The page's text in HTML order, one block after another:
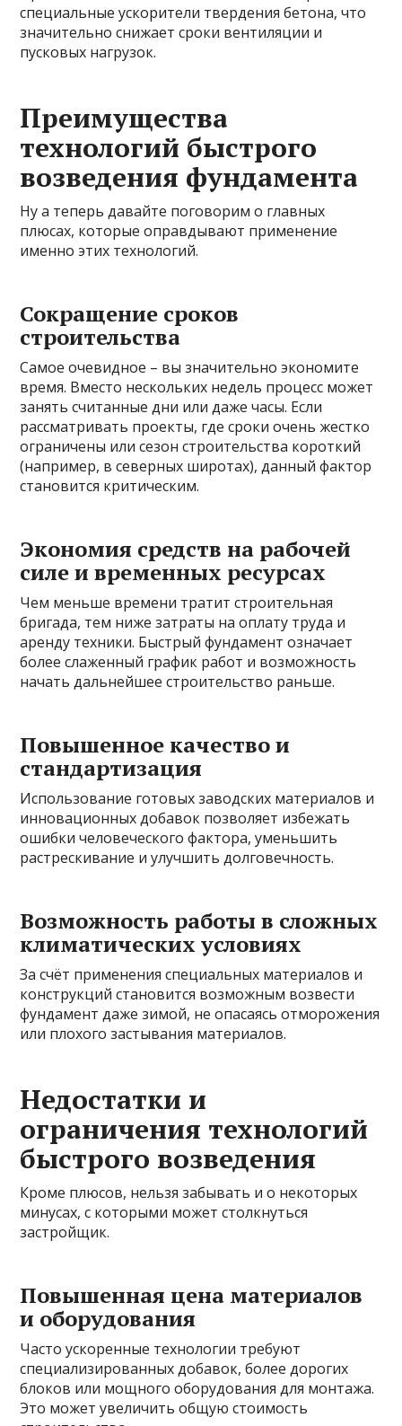
специальные ускорители твердения бетона, что
значительно снижает сроки вентиляции и
пусковых нагрузок.
Преимущества
технологий быстрого
возведения фундамента
Ну а теперь давайте поговорим о главных
плюсах, которые оправдывают применение
именно этих технологий.
Сокращение сроков
строительства
Самое очевидное – вы значительно экономите
время. Вместо нескольких недель процесс может
занять считанные дни или даже часы. Если
рассматривать проекты, где сроки очень жестко
ограничены или сезон строительства короткий
(например, в северных широтах), данный фактор
становится критическим.
Экономия средств на рабочей
силе и временных ресурсах
Чем меньше времени тратит строительная
бригада, тем ниже затраты на оплату труда и
аренду техники. Быстрый фундамент означает
более слаженный график работ и возможность
начать дальнейшее строительство раньше.
Повышенное качество и
стандартизация
Использование готовых заводских материалов и
инновационных добавок позволяет избежать
ошибки человеческого фактора, уменьшить
растрескивание и улучшить долговечность.
Возможность работы в сложных
климатических условиях
За счёт применения специальных материалов и
конструкций становится возможным возвести
фундамент даже зимой, не опасаясь отморожения
или плохого застывания материалов.
Недостатки и
ограничения технологий
быстрого возведения
Кроме плюсов, нельзя забывать и о некоторых
минусах, с которыми может столкнуться
застройщик.
Повышенная цена материалов
и оборудования
Часто ускоренные технологии требуют
специализированных добавок, более дорогих
блоков или мощного оборудования для монтажа.
Это может увеличить общую стоимость